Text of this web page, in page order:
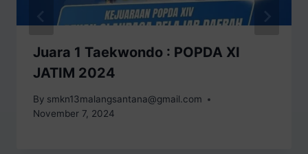
Juara 1 Taekwondo : POPDA XI
JATIM 2024
By smkn13malangsantana@gmail.com
November 7, 2024